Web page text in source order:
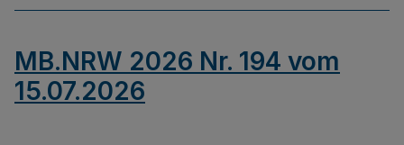
MB.NRW 2026 Nr. 194 vom
15.07.2026